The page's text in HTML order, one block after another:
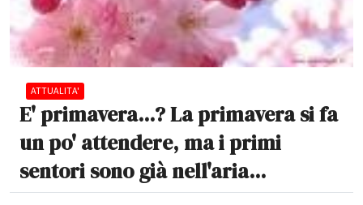
ATTUALITA'
E' primavera...? La primavera si fa
un po' attendere, ma i primi
sentori sono già nell'aria...